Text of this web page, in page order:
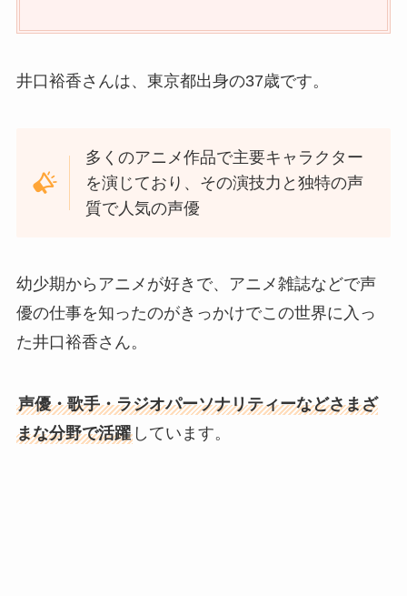
井口裕香さんは、東京都出身の37歳です。
多くのアニメ作品で主要キャラクター
を演じており、その演技力と独特の声
質で人気の声優
幼少期からアニメが好きで、アニメ雑誌などで声
優の仕事を知ったのがきっかけでこの世界に入っ
た井口裕香さん。
声優・歌手・ラジオパーソナリティーなどさまざ
まな分野で活躍しています。